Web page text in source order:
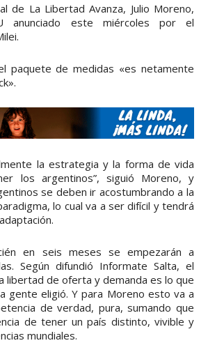
de La Libertad Avanza, Julio Moreno,
anunciado este miércoles por el
paquete de medidas «es netamente
la estrategia y la forma de vida
los argentinos”, siguió Moreno, y
se deben ir acostumbrando a la
lo cual va a ser difícil y tendrá
en seis meses se empezarán a
Según difundió Informate Salta, el
libertad de oferta y demanda es lo que
gente eligió. Y para Moreno esto va a
de verdad, pura, sumando que
de tener un país distinto, vivible y
mundiales.